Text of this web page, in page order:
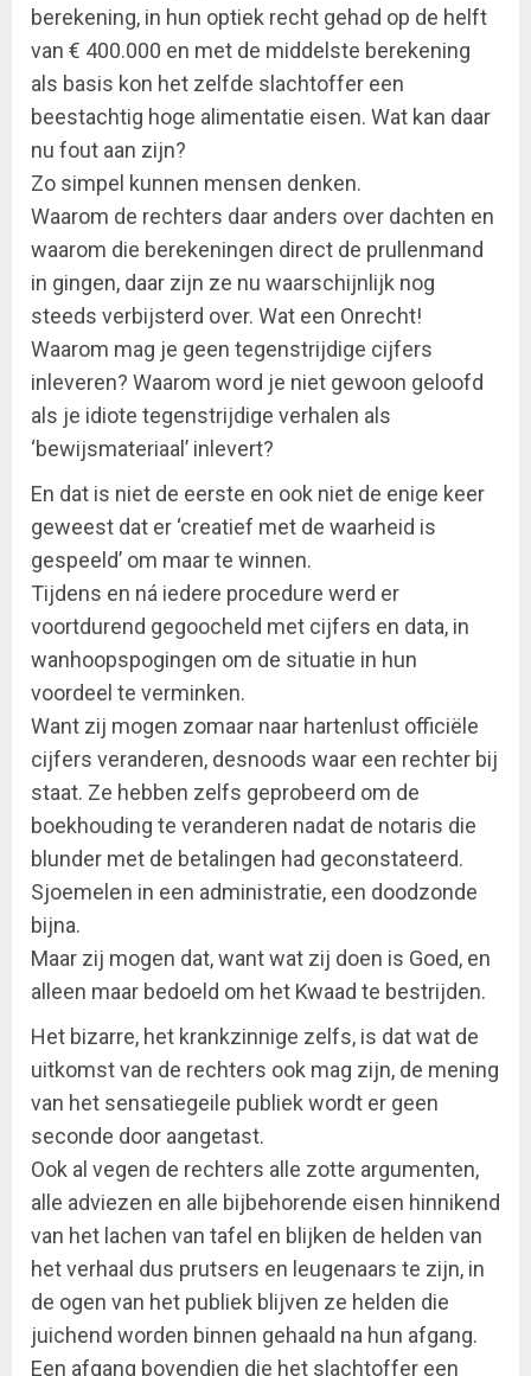
berekening, in hun optiek recht gehad op de helft
van € 400.000 en met de middelste berekening
als basis kon het zelfde slachtoffer een
beestachtig hoge alimentatie eisen. Wat kan daar
nu fout aan zijn?
Zo simpel kunnen mensen denken.
Waarom de rechters daar anders over dachten en
waarom die berekeningen direct de prullenmand
in gingen, daar zijn ze nu waarschijnlijk nog
steeds verbijsterd over. Wat een Onrecht!
Waarom mag je geen tegenstrijdige cijfers
inleveren? Waarom word je niet gewoon geloofd
als je idiote tegenstrijdige verhalen als
‘bewijsmateriaal’ inlevert?
En dat is niet de eerste en ook niet de enige keer
geweest dat er ‘creatief met de waarheid is
gespeeld’ om maar te winnen.
Tijdens en ná iedere procedure werd er
voortdurend gegoocheld met cijfers en data, in
wanhoopspogingen om de situatie in hun
voordeel te verminken.
Want zij mogen zomaar naar hartenlust officiële
cijfers veranderen, desnoods waar een rechter bij
staat. Ze hebben zelfs geprobeerd om de
boekhouding te veranderen nadat de notaris die
blunder met de betalingen had geconstateerd.
Sjoemelen in een administratie, een doodzonde
bijna.
Maar zij mogen dat, want wat zij doen is Goed, en
alleen maar bedoeld om het Kwaad te bestrijden.
Het bizarre, het krankzinnige zelfs, is dat wat de
uitkomst van de rechters ook mag zijn, de mening
van het sensatiegeile publiek wordt er geen
seconde door aangetast.
Ook al vegen de rechters alle zotte argumenten,
alle adviezen en alle bijbehorende eisen hinnikend
van het lachen van tafel en blijken de helden van
het verhaal dus prutsers en leugenaars te zijn, in
de ogen van het publiek blijven ze helden die
juichend worden binnen gehaald na hun afgang.
Een afgang bovendien die het slachtoffer een